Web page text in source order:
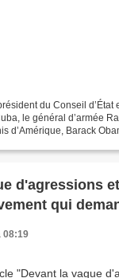
du Conseil d’État
le général d’armée
d’Amérique, Barack
d'agressions
qui
08:19